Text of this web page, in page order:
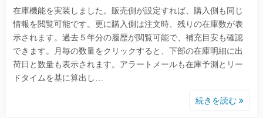
在庫機能を実装しました。販売側が設定すれば、購入側も同じ
情報を閲覧可能です。更に購入側は注文時、残りの在庫数が表
示されます。過去５年分の履歴が閲覧可能で、補充目安も確認
できます。月毎の数量をクリックすると、下部の在庫明細に出
荷日と数量も表示されます。アラートメールも在庫予測とリー
ドタイムを基に算出し…
続きを読む